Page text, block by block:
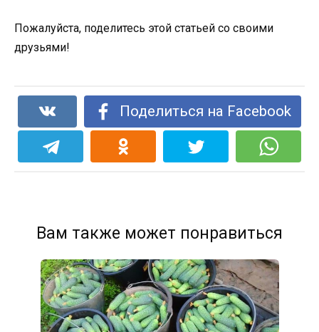
Пожалуйста, поделитесь этой статьей со своими
друзьями!
Поделиться на Facebook
Вам также может понравиться